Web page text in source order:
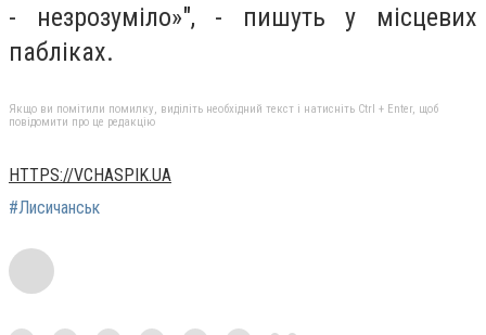
- незрозуміло»", - пишуть у місцевих
пабліках.
Якщо ви помітили помилку, виділіть необхідний текст і натисніть Ctrl + Enter, щоб
повідомити про це редакцію
HTTPS://VCHASPIK.UA
#Лисичанськ